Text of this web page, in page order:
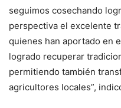
seguimos cosechando
perspectiva el excelente
quienes han aportado en
logrado recuperar
permitiendo también
agricultores locales”,